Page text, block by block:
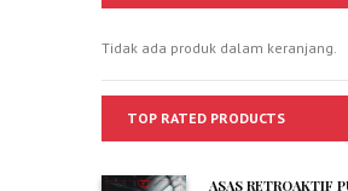
Tidak ada produk dalam keranjang.
TOP RATED PRODUCTS
ASAS RETROAKTIF